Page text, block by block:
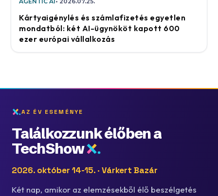
Kártyaigénylés és számlafizetés egyetlen
mondatból: két AI-ügynököt kapott 600
ezer európai vállalkozás
AZ ÉV ESEMÉNYE
Találkozzunk élőben a
TechShow
2026. október 14-15. · Várkert Bazár
Két nap, amikor az elemzésekből élő beszélgetés